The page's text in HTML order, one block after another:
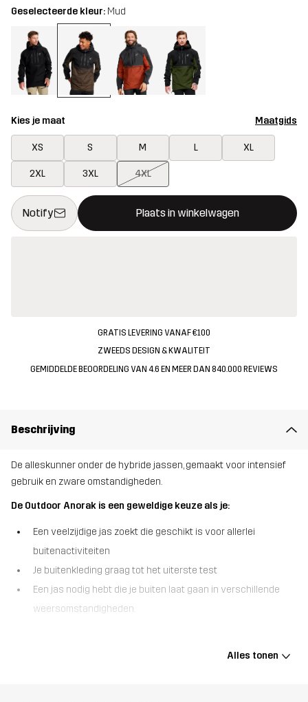
Geselecteerde kleur: Mud
Kies je maat Maatgids
XS S M L XL
2XL 3XL 4XL
Notify Plaats in winkelwagen
Deze knop opent een modal met de bevestiging van een
{{size}} niet beschikbaar
GRATIS LEVERING VANAF €100
ZWEEDS DESIGN & KWALITEIT
GEMIDDELDE BEOORDELING VAN 4.6 EN MEER DAN 840.000 REVIEWS
Beschrijving
De alleskunner onder de hybride jassen, gemaakt voor intensief
gebruik en zware omstandigheden.
De Outdoor Anorak is een geweldige keuze als je:
Een veelzijdige jas zoekt die geschikt is voor allerlei
buitenactiviteiten
Je buitenkleding graag tot het uiterste test
Een jas nodig hebt die je buiten laat gaan in verschillende
weersomstandigheden.
ontworpen met het oog op zware omstandigheden enAlles tonen